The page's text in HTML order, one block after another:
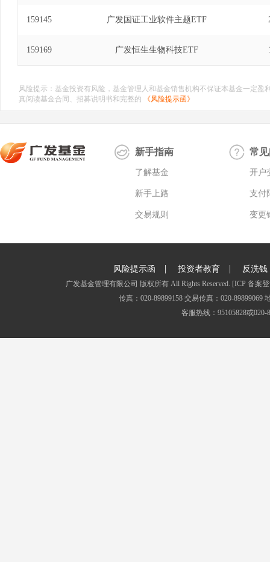
159145 广发国证工业软件主题ETF
159169 广发恒生生物科技ETF
风险提示：基金投资有风险，基金管理人和基金销售机构不保证本基金一定
真阅读基金合同、招募说明书和完整的
《风险提示函》
新手指南
了解基金
新手上路
交易规则
常
开户
支付
变更
风险提示函 | 投资者教育 | 反洗钱
广发基金管理有限公司 版权所有 All Rights Reserved. [ICP 备案
传真：020-89899158 交易传真：020-
客服热线：95105828或020-